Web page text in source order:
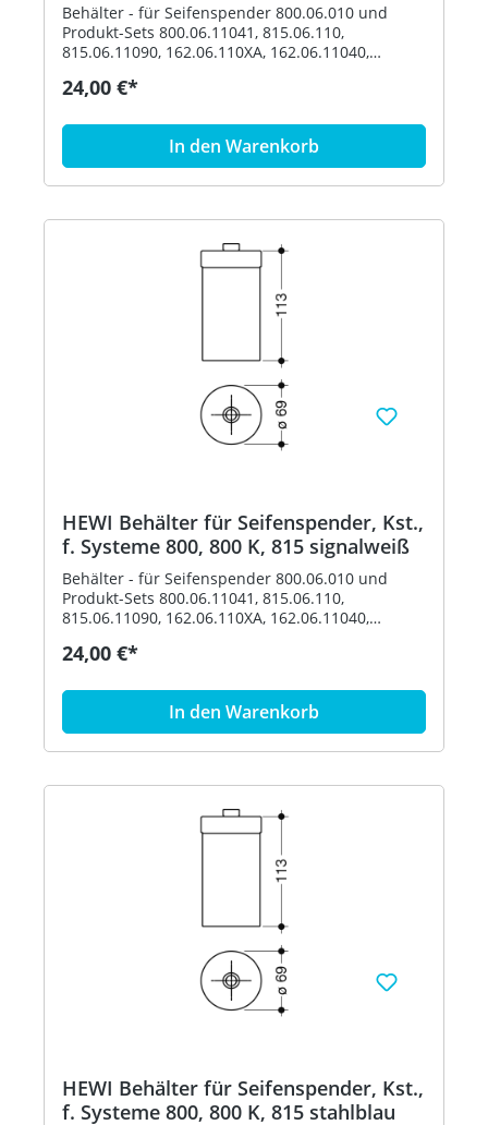
Behälter - für Seifenspender 800.06.010 und
Produkt-Sets 800.06.11041, 815.06.110,
815.06.11090, 162.06.110XA, 162.06.11040,
900.06.00160 und 900.06.001XA - Durchmesser
Polyamid nach HEWI Farbtabelle Artikel: HEWI
24,00 €*
In den Warenkorb
HEWI Behälter für Seifenspender, Kst.,
f. Systeme 800, 800 K, 815 signalweiß
Behälter - für Seifenspender 800.06.010 und
Produkt-Sets 800.06.11041, 815.06.110,
815.06.11090, 162.06.110XA, 162.06.11040,
900.06.00160 und 900.06.001XA - Durchmesser
Polyamid nach HEWI Farbtabelle Artikel: HEWI
24,00 €*
In den Warenkorb
HEWI Behälter für Seifenspender, Kst.,
f. Systeme 800, 800 K, 815 stahlblau